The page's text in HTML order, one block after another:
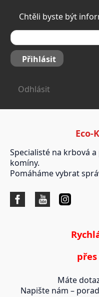
Chtěli byste být
Přihlásit
Odhlásit
Eco-
Specialisté na krbová
komíny.
Pomáháme vybrat
Máte
Napište nám –